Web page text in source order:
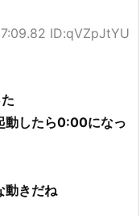
ID:qVZpJtYU
動したら0:00になっ
動きだね